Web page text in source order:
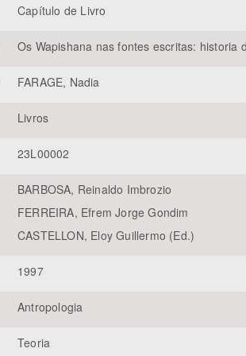
Capítulo de Livro
Os Wapishana nas fontes escritas: historia
FARAGE, Nadia
Livros
23L00002
BARBOSA, Reinaldo Imbrozio
FERREIRA, Efrem Jorge Gondim
CASTELLON, Eloy Guillermo (Ed.)
1997
Antropologia
Teoria